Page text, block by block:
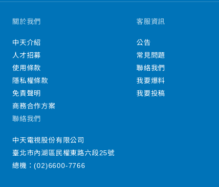
關於我們
中天介紹
人才招募
使用條款
隱私權條款
免責聲明
商務合作方案
客服資訊
公告
常見問題
聯絡我們
我要爆料
我要投稿
聯絡我們
中天電視股份有限公司
臺北市內湖區民權東路六段25號
總機：(02)6600-7766